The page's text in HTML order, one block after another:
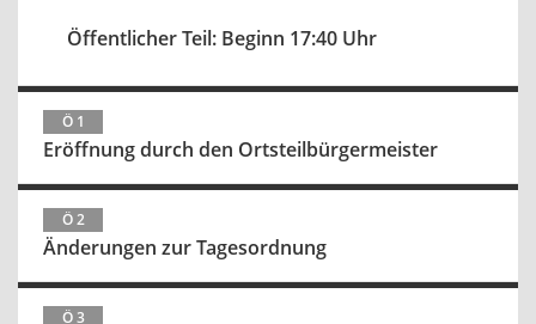
Öffentlicher Teil: Beginn 17:40 Uhr
Ö 1
Eröffnung durch den Ortsteilbürgermeister
Ö 2
Änderungen zur Tagesordnung
Ö 3